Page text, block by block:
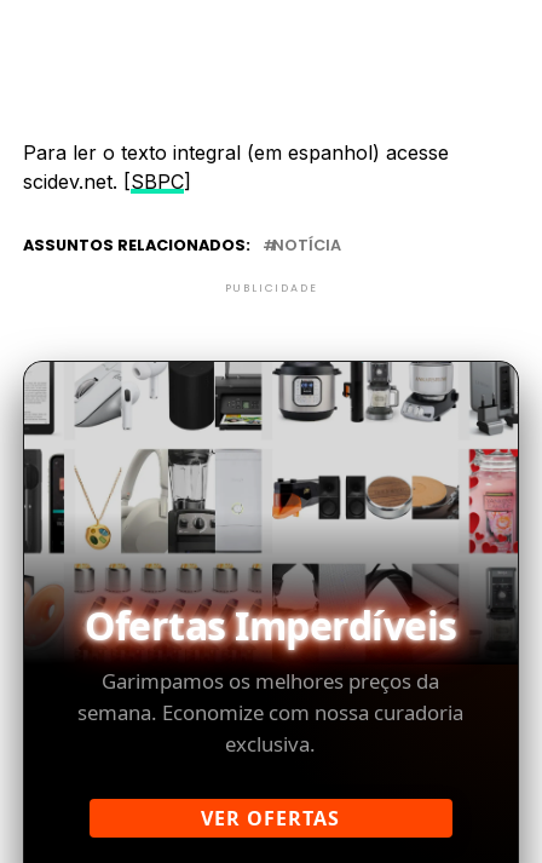
Para ler o texto integral (em espanhol) acesse
scidev.net. [SBPC]
ASSUNTOS RELACIONADOS: NOTÍCIA
PUBLICIDADE
Ofertas Imperdíveis
Garimpamos os melhores preços da
semana. Economize com nossa curadoria
exclusiva.
VER OFERTAS